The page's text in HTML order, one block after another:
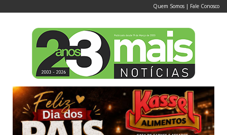
Quem Somos | Fale Conosco